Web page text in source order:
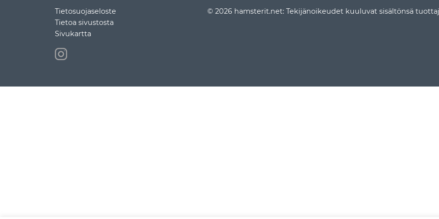
Tietosuojaseloste
Tietoa sivustosta
Sivukartta
© 2026 hamsterit.net: Tekijänoikeudet kuuluvat sisältönsä